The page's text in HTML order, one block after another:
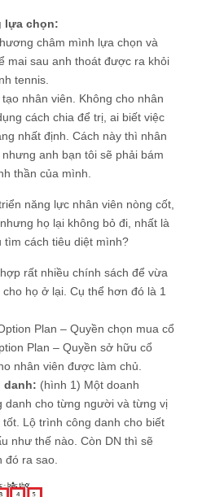
lựa chọn:
châm mình lựa chọn và
mai sau anh thoát được ra khỏi
tennis.
nhân viên. Không cho nhân
cách chia để trị, ai biết việc
nhất định. Cách này thì nhân
anh bạn tôi sẽ phải bám
thần của mình.
năng lực nhân viên nòng cốt,
họ lại không bỏ đi, nhất là
tìm cách tiêu diệt mình?
rất nhiều chính sách để vừa
họ ở lại. Cụ thể hơn đó là 1
Plan – Quyền chọn mua cổ
Plan – Quyền sở hữu cổ
nhân viên được làm chủ.
danh: (hình 1) Một doanh
danh cho từng người và từng vị
Lộ trình công danh cho biết
như thế nào. Còn DN thì sẽ
đó ra sao.